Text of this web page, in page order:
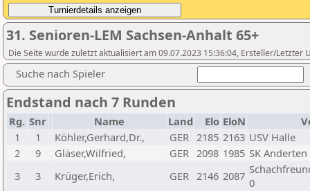
31. Senioren-LEM Sachsen-Anhalt 65+
Die Seite wurde zuletzt aktualisiert am 09.07.2023 15:36:04, Ersteller/Letzter
Suche nach Spieler
Endstand nach 7 Runden
Rg. Snr Name Land Elo EloN
1
1 Köhler,Gerhard,Dr., GER 2185 2163 USV Halle
2
9 Gläser,Wilfried, GER 2098 1985 SK Anderten
3
3 Krüger,Erich, GER 2146 2087 0